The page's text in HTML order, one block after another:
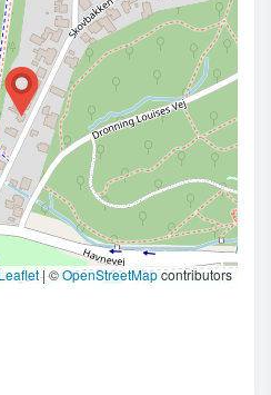
Leaflet|©OpenStreetMapcontributors